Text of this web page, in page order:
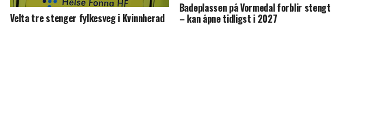
Velta tre stenger fylkesveg i Kvinnherad
Badeplassen på Vormedal forblir stengt
– kan åpne tidligst i 2027